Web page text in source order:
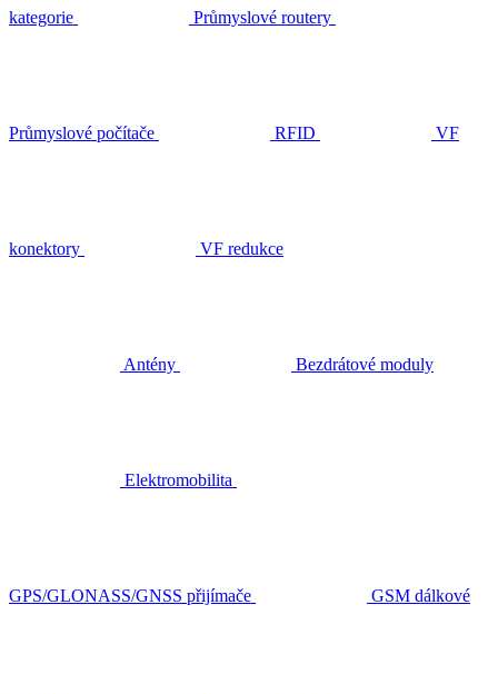
kategorie Průmyslové routery
Průmyslové počítače RFID VF
konektory VF redukce
Antény Bezdrátové moduly
Elektromobilita
GPS/GLONASS/GNSS přijímače GSM dálkové